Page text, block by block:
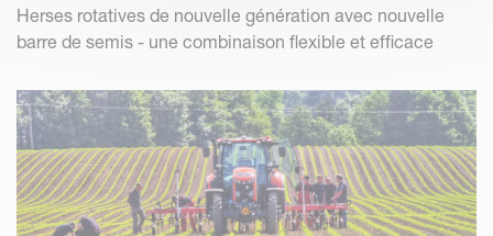
Herses rotatives de nouvelle génération avec nouvelle
barre de semis - une combinaison flexible et efficace